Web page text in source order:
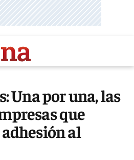
Una por una, las
que
al